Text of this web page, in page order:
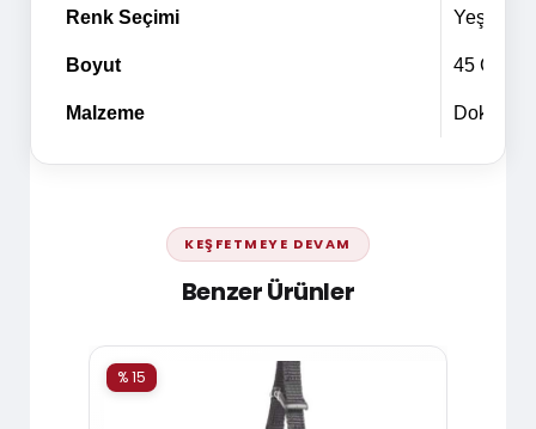
Renk Seçimi Yeşil
Boyut 45 Cm -
Malzeme Dokuma
KEŞFETMEYE DEVAM
Benzer Ürünler
% 15